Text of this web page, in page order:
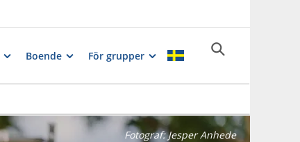
Boende För grupper
Fotograf:Jesper Anhede